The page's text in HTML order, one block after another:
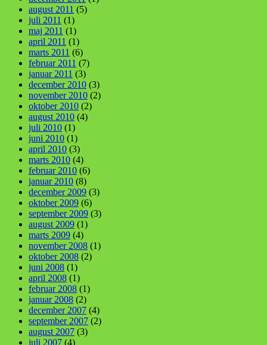
august 2011 (5)
juli 2011 (1)
maj 2011 (1)
april 2011 (1)
marts 2011 (6)
februar 2011 (7)
januar 2011 (3)
december 2010 (3)
november 2010 (2)
oktober 2010 (2)
august 2010 (4)
juli 2010 (1)
juni 2010 (1)
april 2010 (3)
marts 2010 (4)
februar 2010 (6)
januar 2010 (8)
december 2009 (3)
oktober 2009 (6)
september 2009 (3)
august 2009 (1)
marts 2009 (4)
november 2008 (1)
oktober 2008 (2)
juni 2008 (1)
april 2008 (1)
februar 2008 (1)
januar 2008 (2)
december 2007 (4)
september 2007 (2)
august 2007 (3)
juli 2007 (4)